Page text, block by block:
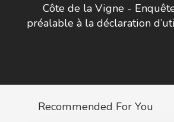
Côte de la Vigne -
préalable à la déclaration
Recommended For You